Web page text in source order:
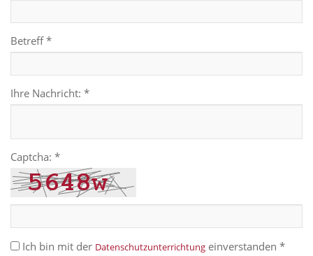
Betreff *
Ihre Nachricht: *
Captcha: *
Ich bin mit der Datenschutzunterrichtung einverstanden *